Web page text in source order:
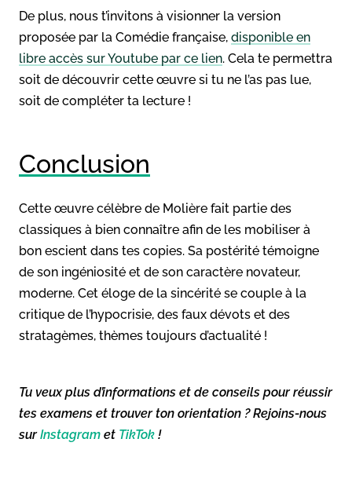
De plus, nous t’invitons à visionner la version
proposée par la Comédie française, disponible en
libre accès sur Youtube par ce lien. Cela te permettra
soit de découvrir cette œuvre si tu ne l’as pas lue,
soit de compléter ta lecture !
Conclusion
Cette œuvre célèbre de Molière fait partie des
classiques à bien connaître afin de les mobiliser à
bon escient dans tes copies. Sa postérité témoigne
de son ingéniosité et de son caractère novateur,
moderne. Cet éloge de la sincérité se couple à la
critique de l’hypocrisie, des faux dévots et des
stratagèmes, thèmes toujours d’actualité !
Tu veux plus d’informations et de conseils pour réussir
tes examens et trouver ton orientation ? Rejoins-nous
surInstagram et TikTok !